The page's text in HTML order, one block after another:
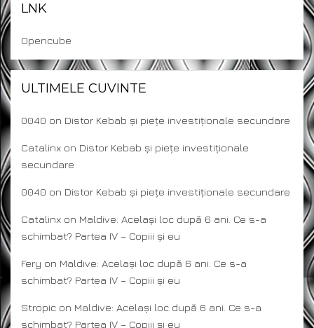
LNK
Opencube
ULTIMELE CUVINTE
0040 on Distor Kebab și piețe investiționale secundare
Catalinx on Distor Kebab și piețe investiționale
secundare
0040 on Distor Kebab și piețe investiționale secundare
Catalinx on Maldive: Același loc după 6 ani. Ce s-a
schimbat? Partea IV – Copiii și eu
Fery on Maldive: Același loc după 6 ani. Ce s-a
schimbat? Partea IV – Copiii și eu
Stropic on Maldive: Același loc după 6 ani. Ce s-a
schimbat? Partea IV – Copiii și eu